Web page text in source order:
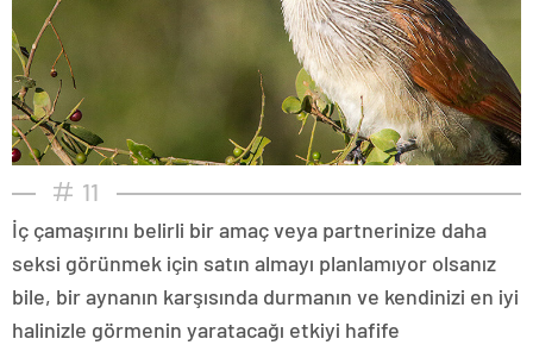
11
İç çamaşırını belirli bir amaç veya partnerinize daha
seksi görünmek için satın almayı planlamıyor olsanız
bile, bir aynanın karşısında durmanın ve kendinizi en iyi
halinizle görmenin yaratacağı etkiyi hafife